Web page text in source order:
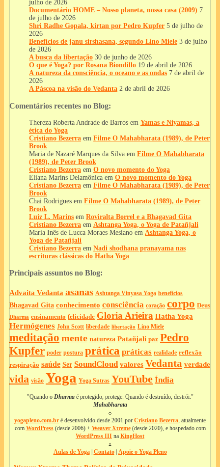
julho de 2026
Documentário HOME – Nosso planeta, nossa casa (2009) 7
de julho de 2026
Shri Radhe Gopala, kirtan por Pedro Kupfer 5 de julho de
2026
Benefícios de janu sirshasana, segundo Lino Miele 3 de julho
de 2026
A busca da libertação 30 de junho de 2026
O que é Yoga? por Rosana Biondillo 19 de abril de 2026
A natureza da consciência, o oceano e as ondas 7 de abril de
2026
A Páscoa na visão do Vedanta 2 de abril de 2026
Comentários recentes no Blog:
Thereza Roberta Andrade de Barros em Yamas e Niyamas, a
ética do Yoga
Cristiano Bezerra em Filme O Mahabharata (1989), de Peter
Brook
Maria de Nazaré Marques da Silva em Filme O Mahabharata
(1989), de Peter Brook
Cristiano Bezerra em O novo momento do Yoga
Eliana Marins Delamônica em O novo momento do Yoga
Cristiano Bezerra em Filme O Mahabharata (1989), de Peter
Brook
Chai Rodrigues em Filme O Mahabharata (1989), de Peter
Brook
Luiz L. Marins em Roviralta Borrel e a Bhagavad Gita
Cristiano Bezerra em Ashtanga Yoga, o Yoga de Patañjali
Maria Inês de Lucca Moraes Mesiano em Ashtanga Yoga, o
Yoga de Patañjali
Cristiano Bezerra em Nadi shodhana pranayama nas
escrituras clássicas do Hatha Yoga
Principais assuntos no Blog:
Advaita Vedanta asanas Ashtanga Vinyasa Yoga benefícios
Bhagavad Gita conhecimento consciência coração corpo Deus
Dharma ensinamento felicidade Gloria Arieira Hatha Yoga
Hermógenes John Scott liberdade libertação Lino Miele
meditação mente natureza Patañjali paz Pedro
Kupfer poder postura prática práticas realidade reflexão
respiração saúde Ser SoundCloud valores Vedanta verdade
vida visão Yoga Yoga Sutras YouTube Índia
"Quando o Dharmaé protegido, protege. Quando é destruído, destrói."
Mahabharata
yogapleno.com.br é desenvolvido desde 2001 por Cristiano Bezerra, atualmente
com WordPress(desde 2006) + Weaver Xtreme(desde 2020), e hospedado com
WordPress III na KingHost
Aulas de Yoga| Contato| Apoie o Yoga Pleno